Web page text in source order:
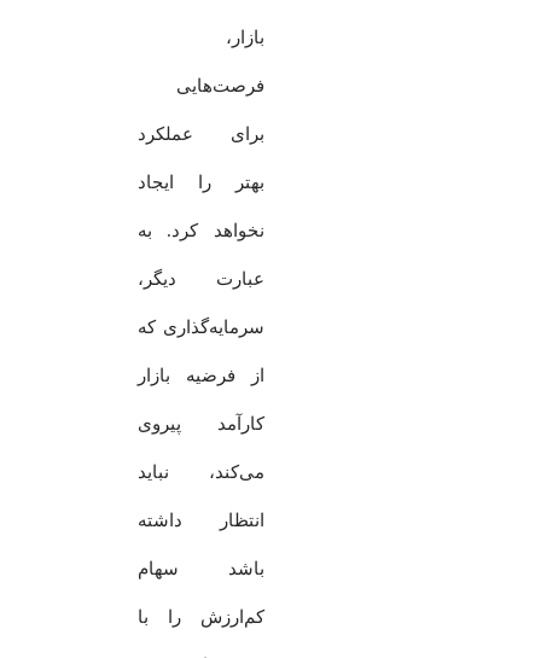
بازار،
فرصت‌هایی
برای عملکرد
بهتر را ایجاد
نخواهد کرد. به
عبارت دیگر،
سرمایه‌گذاری که
از فرضیه بازار
کارآمد پیروی
می‌کند، نباید
انتظار داشته
باشد سهام
کم‌ارزش‌ را با